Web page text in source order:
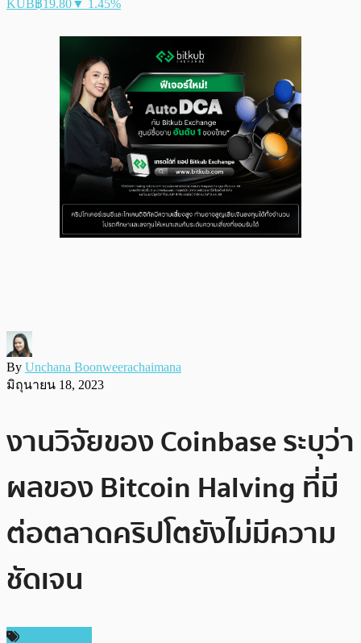
KUB฿19.80▼ 1.45%
By Unchana Boonweerachaimana
มิถุนายน 18, 2023
งานวิจัยของ Coinbase ระบุว่า
ผลของ Bitcoin Halving ที่มี
ต่อตลาดคริปโตยังไม่มีความ
ชัดเจน